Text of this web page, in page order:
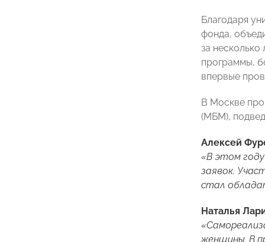
Благодаря
фонда,
за
программы,
впервые
В Москве
(МБМ),
Алексей
«В этом
заявок.
стал
Наталья
женщины. В